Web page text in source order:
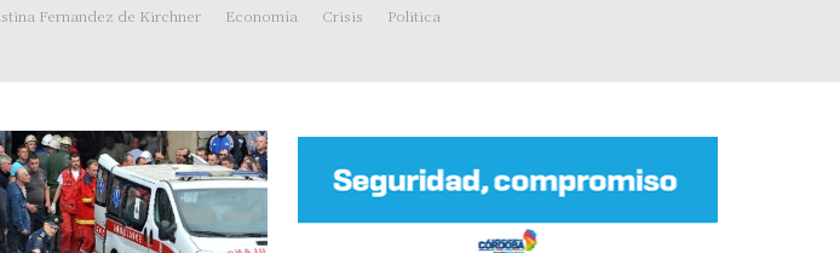
Fernandez de Kirchner Economía Crisis Politica